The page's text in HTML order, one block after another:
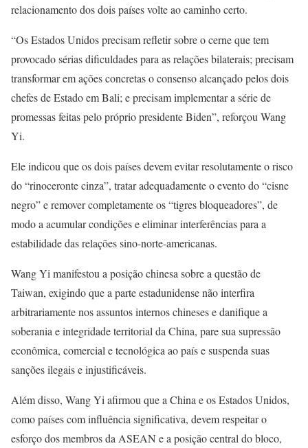
relacionamento dos dois países volte ao caminho certo.
“Os Estados Unidos precisam refletir sobre o cerne que tem
provocado sérias dificuldades para as relações bilaterais; precisam
transformar em ações concretas o consenso alcançado pelos dois
chefes de Estado em Bali; e precisam implementar a série de
promessas feitas pelo próprio presidente Biden”, reforçou Wang
Yi.
Ele indicou que os dois países devem evitar resolutamente o risco
do “rinoceronte cinza”, tratar adequadamente o evento do “cisne
negro” e remover completamente os “tigres bloqueadores”, de
modo a acumular condições e eliminar interferências para a
estabilidade das relações sino-norte-americanas.
Wang Yi manifestou a posição chinesa sobre a questão de
Taiwan, exigindo que a parte estadunidense não interfira
arbitrariamente nos assuntos internos chineses e danifique a
soberania e integridade territorial da China, pare sua supressão
econômica, comercial e tecnológica ao país e suspenda suas
sanções ilegais e injustificáveis.
Além disso, Wang Yi afirmou que a China e os Estados Unidos,
como países com influência significativa, devem respeitar o
esforço dos membros da ASEAN e a posição central do bloco,